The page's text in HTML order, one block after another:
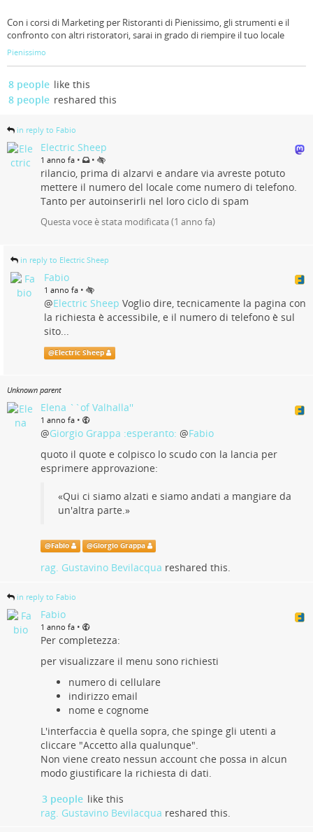
Con i corsi di Marketing per Ristoranti di Pienissimo, gli strumenti e il
confronto con altri ristoratori, sarai in grado di riempire il tuo locale
Pienissimo
8 people like this
8 people reshared this
in reply to Fabio
Electric Sheep
1 anno fa • •
rilancio, prima di alzarvi e andare via avreste potuto
mettere il numero del locale come numero di telefono.
Tanto per autoinserirli nel loro ciclo di spam
Questa voce è stata modificata (1 anno fa)
in reply to Electric Sheep
Fabio
1 anno fa •
@Electric Sheep Voglio dire, tecnicamente la pagina con
la richiesta è accessibile, e il numero di telefono è sul
sito...
@Electric Sheep
Unknown parent
Elena ``of Valhalla''
1 anno fa •
@Giorgio Grappa :esperanto: @Fabio
quoto il quote e colpisco lo scudo con la lancia per
esprimere approvazione:
«Qui ci siamo alzati e siamo andati a mangiare da
un'altra parte.»
@Fabio @Giorgio Grappa
rag. Gustavino Bevilacqua reshared this.
in reply to Fabio
Fabio
1 anno fa •
Per completezza:
per visualizzare il menu sono richiesti
numero di cellulare
indirizzo email
nome e cognome
L'interfaccia è quella sopra, che spinge gli utenti a
cliccare "Accetto alla qualunque".
Non viene creato nessun account che possa in alcun
modo giustificare la richiesta di dati.
3 people like this
rag. Gustavino Bevilacqua reshared this.